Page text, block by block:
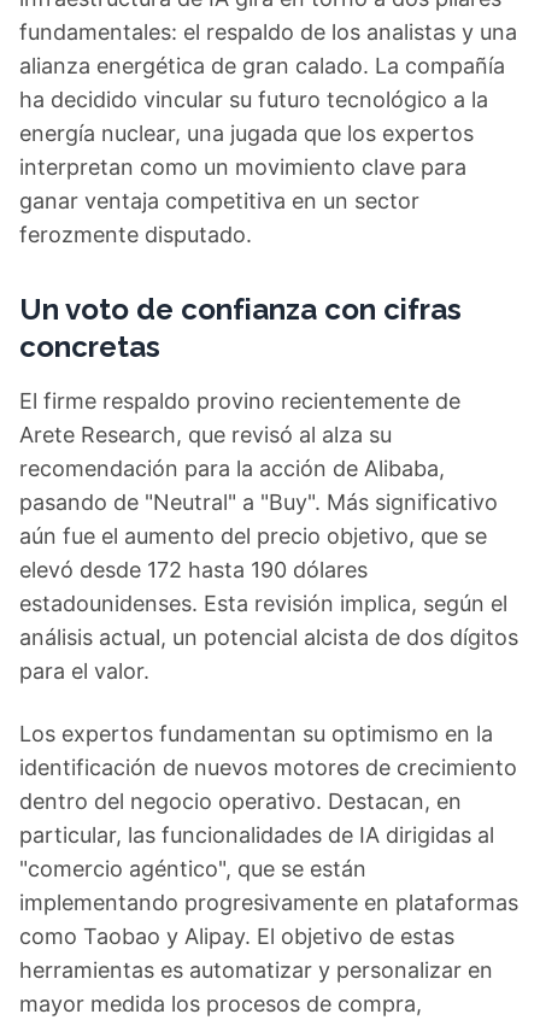
fundamentales: el respaldo de los analistas y una
alianza energética de gran calado. La compañía
ha decidido vincular su futuro tecnológico a la
energía nuclear, una jugada que los expertos
interpretan como un movimiento clave para
ganar ventaja competitiva en un sector
ferozmente disputado.
Un voto de confianza con cifras
concretas
El firme respaldo provino recientemente de
Arete Research, que revisó al alza su
recomendación para la acción de Alibaba,
pasando de "Neutral" a "Buy". Más significativo
aún fue el aumento del precio objetivo, que se
elevó desde 172 hasta 190 dólares
estadounidenses. Esta revisión implica, según el
análisis actual, un potencial alcista de dos dígitos
para el valor.
Los expertos fundamentan su optimismo en la
identificación de nuevos motores de crecimiento
dentro del negocio operativo. Destacan, en
particular, las funcionalidades de IA dirigidas al
"comercio agéntico", que se están
implementando progresivamente en plataformas
como Taobao y Alipay. El objetivo de estas
herramientas es automatizar y personalizar en
mayor medida los procesos de compra,